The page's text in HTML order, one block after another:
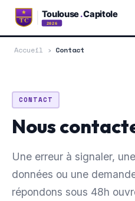
Accueil › Contact
CONTACT
Nous
Une erreur à signaler,
données ou une
répondons sous 48h